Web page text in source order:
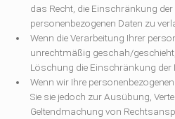
das Recht, die Einschränkung
personenbezogenen Daten zu
Wenn die Verarbeitung Ihrer
unrechtmäßig geschah/
Löschung die Einschränkung der
Wenn wir Ihre
Sie sie jedoch zur Ausübung,
Geltendmachung von